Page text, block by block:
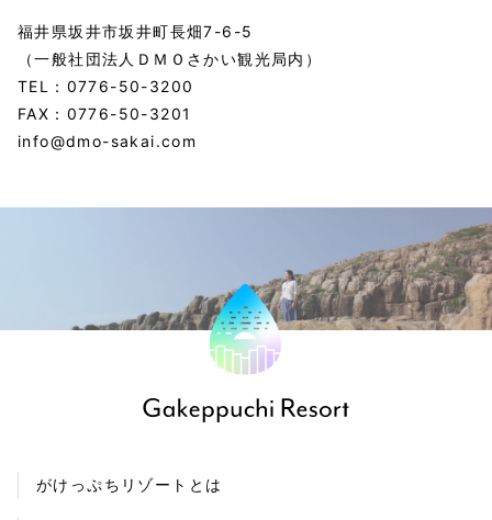
福井県坂井市坂井町長畑7-6-5
（一般社団法人ＤＭＯさかい観光局内）
TEL： 0776-50-3200
FAX：0776-50-3201
info@dmo-sakai.com
がけっぷちリゾートとは